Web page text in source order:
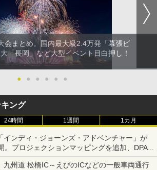
会まとめ。国内最大級2.4万発「幕張ビ
「長岡」など大型イベント目白押し！
● ● ● ● ● ●
ング
24時間 1週間 1カ月
インディ・ジョーンズ・アドベンチャー」が
。プロジェクションマッピングを追加、DPA
九州道 松橋IC～えびのICなどの一般車両通行